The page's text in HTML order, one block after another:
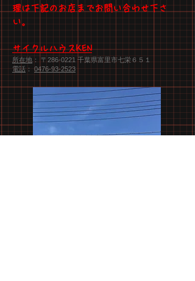
理は下記のお店までお問い合わせ下さ
い。
サイクルハウスKEN
所在地 ： 〒286-0221 千葉県富里市七栄６５１
電話：0476-93-2523